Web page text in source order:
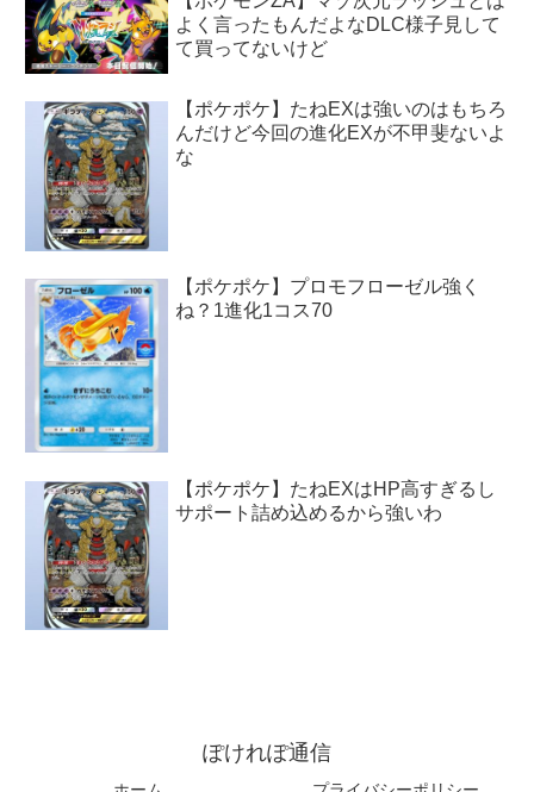
よく言ったもんだよなDLC様子見して
て買ってないけど
【ポケポケ】たねEXは強いのはもちろ
んだけど今回の進化EXが不甲斐ないよ
な
【ポケポケ】プロモフローゼル強く
ね？1進化1コス70
【ポケポケ】たねEXはHP高すぎるし
サポート詰め込めるから強いわ
ぽけれぽ通信